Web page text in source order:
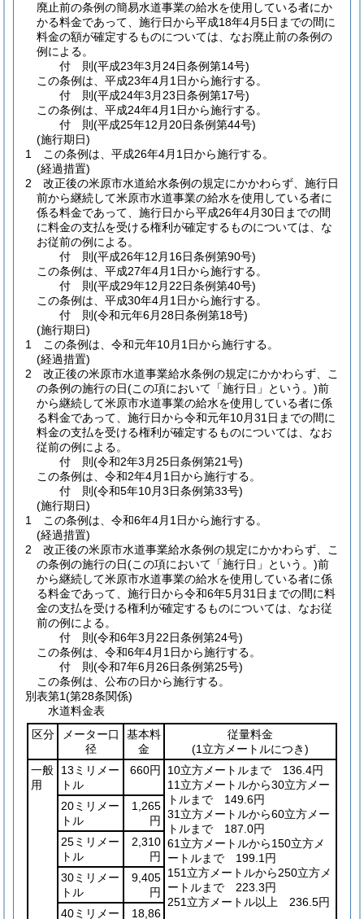
廃止前の条例の簡易水道事業の給水を使用している者にか
かる料金であって、施行日から平成18年4月5日までの間に
料金の額が確定するものについては、なお廃止前の条例の
例による。
付 則(平成23年3月24日条例第14号)
この条例は、平成23年4月1日から施行する。
付 則(平成24年3月23日条例第17号)
この条例は、平成24年4月1日から施行する。
付 則(平成25年12月20日条例第44号)
(施行期日)
1
この条例は、平成26年4月1日から施行する。
(経過措置)
2
改正後の米原市水道給水条例の規定にかかわらず、施行日
前から継続して米原市水道事業の給水を使用している者に
係る料金であって、施行日から平成26年4月30日までの間
に料金の支払を受ける権利が確定するものについては、な
お従前の例による。
付 則(平成26年12月16日条例第90号)
この条例は、平成27年4月1日から施行する。
付 則(平成29年12月22日条例第40号)
この条例は、平成30年4月1日から施行する。
付 則(令和元年6月28日条例第18号)
(施行期日)
1
この条例は、令和元年10月1日から施行する。
(経過措置)
2
改正後の米原市水道事業給水条例の規定にかかわらず、こ
の条例の施行の日(この項において「施行日」という。)前
から継続して米原市水道事業の給水を使用している者に係
る料金であって、施行日から令和元年10月31日までの間に
料金の支払を受ける権利が確定するものについては、なお
従前の例による。
付 則(令和2年3月25日条例第21号)
この条例は、令和2年4月1日から施行する。
付 則(令和5年10月3日条例第33号)
(施行期日)
1
この条例は、令和6年4月1日から施行する。
(経過措置)
2
改正後の米原市水道事業給水条例の規定にかかわらず、こ
の条例の施行の日(この項において「施行日」という。)前
から継続して米原市水道事業の給水を使用している者に係
る料金であって、施行日から令和6年5月31日までの間に料
金の支払を受ける権利が確定するものについては、なお従
前の例による。
付 則(令和6年3月22日条例第24号)
この条例は、令和6年4月1日から施行する。
付 則(令和7年6月26日条例第25号)
この条例は、公布の日から施行する。
別表第1(第28条関係)
水道料金表
区分
メーター口
径
基本料
金
従量料金
(1立方メートルにつき)
一般
用
13ミリメー
トル
660円
10立方メートルまで 136.4円
11立方メートルから30立方メー
トルまで 149.6円
31立方メートルから60立方メー
トルまで 187.0円
61立方メートルから150立方メ
ートルまで 199.1円
151立方メートルから250立方メ
ートルまで 223.3円
251立方メートル以上 236.5円
20ミリメー
トル
1,265
円
25ミリメー
トル
2,310
円
30ミリメー
トル
9,405
円
40ミリメー
18,86